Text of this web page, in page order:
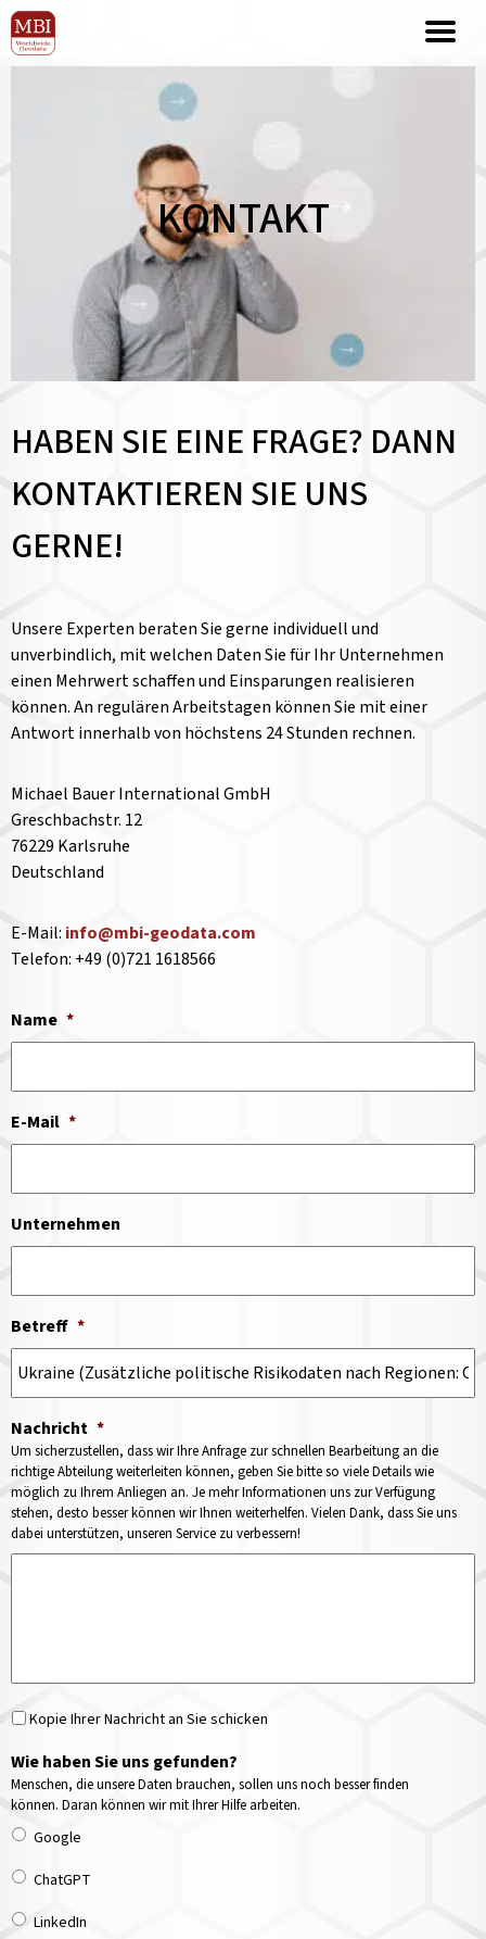
KONTAKT
HABEN SIE EINE FRAGE? DANN
KONTAKTIEREN SIE UNS
GERNE!
Unsere Experten beraten Sie gerne individuell und
unverbindlich, mit welchen Daten Sie für Ihr Unternehmen
einen Mehrwert schaffen und Einsparungen realisieren
können. An regulären Arbeitstagen können Sie mit einer
Antwort innerhalb von höchstens 24 Stunden rechnen.
Michael Bauer International GmbH
Greschbachstr. 12
76229 Karlsruhe
Deutschland
E-Mail: info@mbi-geodata.com
Telefon: +49 (0)721 1618566
Name *
E-Mail *
Unternehmen
Betreff *
Nachricht *
Um sicherzustellen, dass wir Ihre Anfrage zur schnellen Bearbeitung an die
richtige Abteilung weiterleiten können, geben Sie bitte so viele Details wie
möglich zu Ihrem Anliegen an. Je mehr Informationen uns zur Verfügung
stehen, desto besser können wir Ihnen weiterhelfen. Vielen Dank, dass Sie uns
dabei unterstützen, unseren Service zu verbessern!
Kopie Ihrer Nachricht an Sie schicken
Wie haben Sie uns gefunden?
Menschen, die unsere Daten brauchen, sollen uns noch besser finden
können. Daran können wir mit Ihrer Hilfe arbeiten.
Google
ChatGPT
LinkedIn